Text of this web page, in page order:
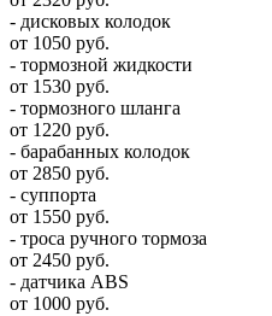
- дисковых колодок
от 1050 руб.
- тормозной жидкости
от 1530 руб.
- тормозного шланга
от 1220 руб.
- барабанных колодок
от 2850 руб.
- суппорта
от 1550 руб.
- троса ручного тормоза
от 2450 руб.
- датчика ABS
от 1000 руб.